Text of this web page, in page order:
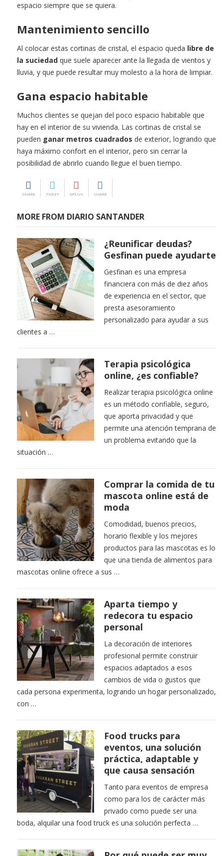
espacio siempre que se quiera.
Mantenimiento sencillo
Al colocar estas cortinas de cristal, el espacio queda libre de
la suciedadque suele aparecer ante la llegada de vientos y
lluvia, y que puede resultar muy molesto a la hora de limpiar.
Gana espacio habitable
Muchos clientes se quejan del poco espacio habitable que
hay en el interior de su vivienda. Las cortinas de cristal se
pueden ganar metros cuadrados de exterior, logrando que
haya máximo confort en el interior, pero sin cerrar la
posibilidad de abrirlo cuando llegue el buen tiempo.
SHARE TWEET GPLUS SHARE
MORE FROM DIARIO SANTANDER
¿Reunificar deudas?
Gesfinan puede ayudarte
Gesfinan es una empresa
financiera con más de diez años
de experiencia en el sector, que
presta asesoramiento
personalizado para ayudar a sus
clientes a …
Terapia psicológica
online, ¿es confiable?
Realizar terapia psicológica online
es un método confiable, seguro,
que aporta privacidad y que
permite una atención temprana de
un problema evitando que la
situación …
Comprar la comida de tu
mascota online está de
moda
Comodidad, buenos precios,
horario flexible y los mejores
productos para las mascotas es lo
que una tienda de alimentos para
mascotas online ofrece a sus …
Aparta tiempo y
redecora tu espacio
personal
La decoración de interiores
profesional permite construir
espacios adaptados a esos
cambios de vida o gustos que
cada persona experimenta, logrando un hogar personalizado,
con …
Food trucks para
eventos, una solución
práctica, adaptable y
que causa sensación
Tanto para eventos de empresa
como para los de carácter más
privado como puede ser una
boda, alquilar una food truck es una solución perfecta …